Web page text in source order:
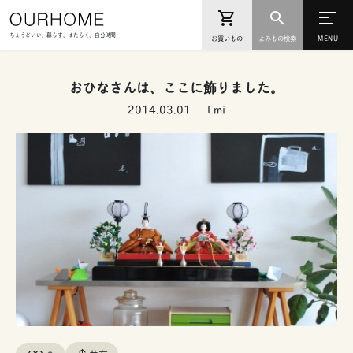
ちょうどいい。暮らす、はたらく、自分時間
おひなさんは、ここに飾りました。
2014.03.01 Emi
お買いもの よみもの検索